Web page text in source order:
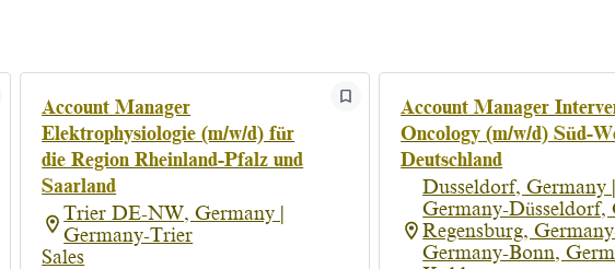
Account Manager
Elektrophysiologie (m/w/d) für
die Region Rheinland-Pfalz und
Saarland
Trier DE-NW, Germany |
Germany-Trier
Sales
Account Manager
Oncology (m/w/d) Süd-
Deutschland
Dusseldorf, Germany |
Germany-Düsseldorf,
Regensburg,
Germany-Bonn,